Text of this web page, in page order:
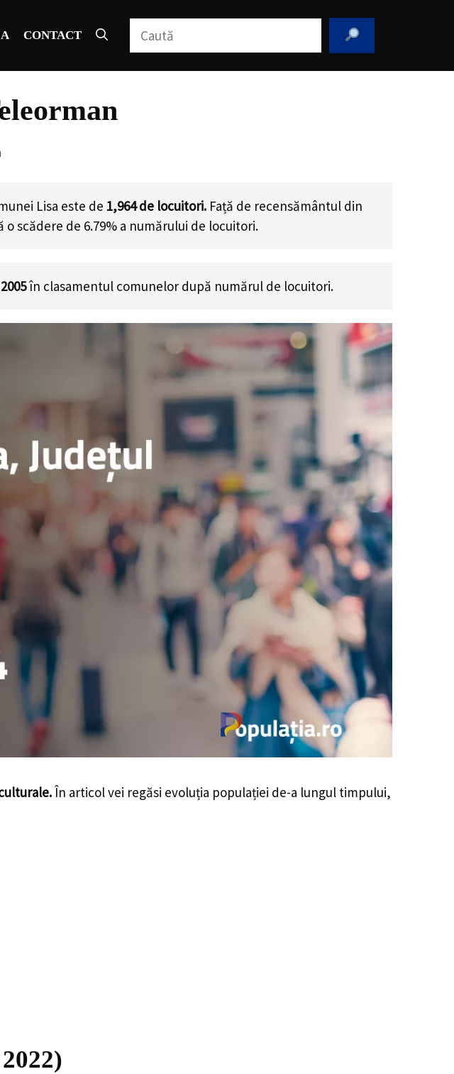
CONTACT Caută
Lisa este de 1,964de locuitori. Față de recensământul din
scădere de 6.79% a numărului de locuitori.
în clasamentul comunelor după numărul de locuitori.
În articol vei regăsi evoluția populației de-a lungul timpului,